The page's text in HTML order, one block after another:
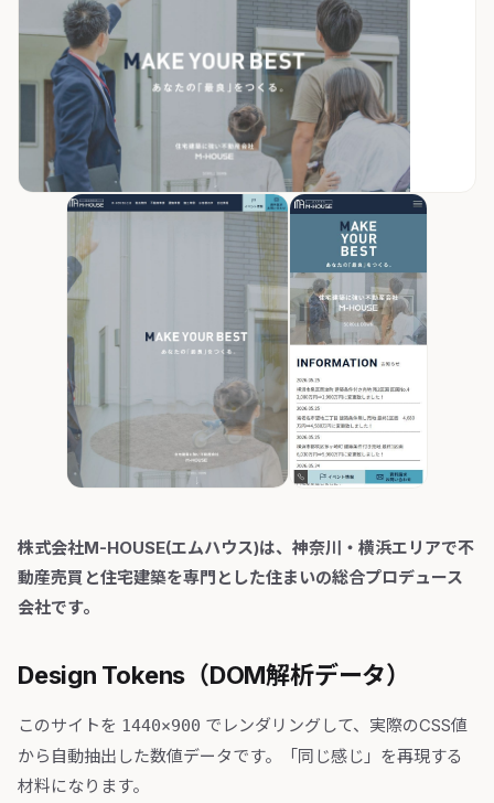
株式会社M-HOUSE(エムハウス)は、神奈川・横浜エリアで不
動産売買と住宅建築を専門とした住まいの総合プロデュース
会社です。
Design Tokens（DOM解析データ）
このサイトを 1440×900 でレンダリングして、実際のCSS値
から自動抽出した数値データです。「同じ感じ」を再現する
材料になります。